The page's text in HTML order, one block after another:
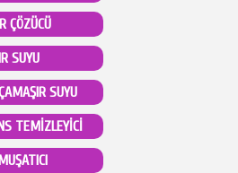
ÇÖZÜCÜ
SUYU
SUYU
TEMİZLEYİCİ